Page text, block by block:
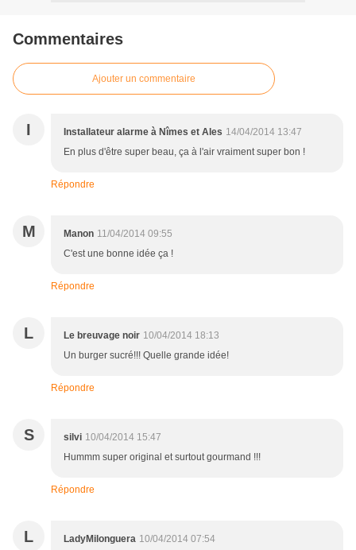
Commentaires
Ajouter un commentaire
I Installateur alarme à Nîmes et Ales 14/04/2014 13:47
En plus d'être super beau, ça à l'air vraiment super bon !
Répondre
M Manon 11/04/2014 09:55
C'est une bonne idée ça !
Répondre
L Le breuvage noir 10/04/2014 18:13
Un burger sucré!!! Quelle grande idée!
Répondre
S silvi 10/04/2014 15:47
Hummm super original et surtout gourmand !!!
Répondre
L LadyMilonguera 10/04/2014 07:54